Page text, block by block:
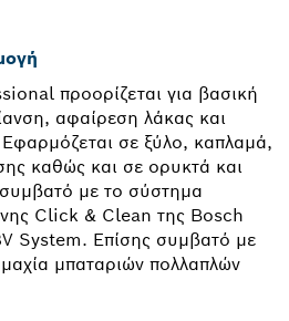
προορίζεται για βασική
αφαίρεση λάκας και
Εφαρμόζεται σε ξύλο, καπλαμά,
καθώς και σε ορυκτά και
συμβατό με το σύστημα
Click & Clean της Bosch
System. Επίσης συμβατό με
μπαταριών πολλαπλών